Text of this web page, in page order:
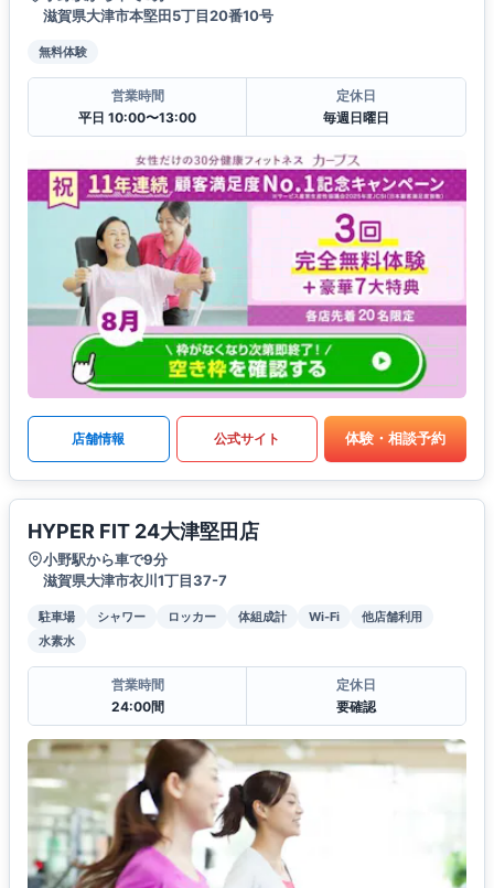
滋賀県大津市本堅田5丁目20番10号
無料体験
営業時間
平日 10:00〜13:00
定休日
毎週日曜日
店舗情報 公式サイト 体験・相談予約
HYPER FIT 24大津堅田店
小野駅から車で9分
滋賀県大津市衣川1丁目37-7
駐車場 シャワー ロッカー 体組成計 Wi-Fi
他店舗利用
水素水
営業時間
24:00間
定休日
要確認